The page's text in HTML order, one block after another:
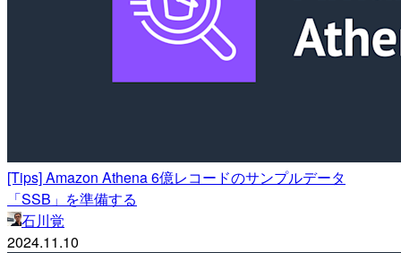
[Tips] Amazon Athena 6億レコードのサンプルデータ
「SSB」を準備する
石川覚
2024.11.10